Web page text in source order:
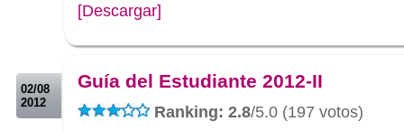
[Descargar]
02/08
2012
Guía del Estudiante 2012-II
Ranking: 2.8/5.0 (197 votos)